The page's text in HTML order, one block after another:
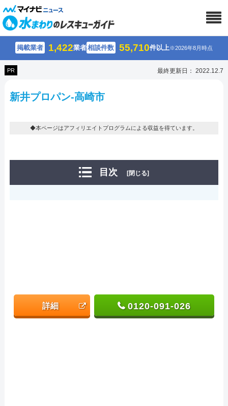
掲載業者 1,422業者相談件数 55,710件以上※2026年8月時点
PR 最終更新日： 2022.12.7
新井プロパン-高崎市
◆本ページはアフィリエイトプログラムによる収益を得ています。
目次 [閉じる]
詳細 0120-091-026